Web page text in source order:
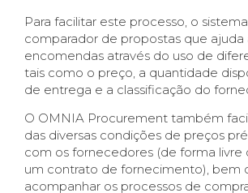
Para facilitar este processo, o
comparador de propostas que ajuda
encomendas através do uso de
tais como o preço, a quantidade
de entrega e a classificação do
O OMNIA Procurement também
das diversas condições de preços
com os fornecedores (de forma livre
um contrato de fornecimento), bem
acompanhar os processos de